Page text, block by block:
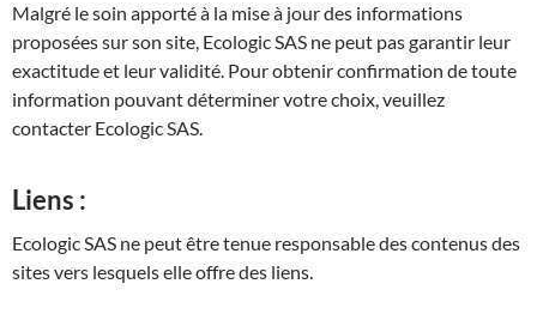
Malgré le soin apporté à la mise à jour des informations
proposées sur son site, Ecologic SAS ne peut pas garantir leur
exactitude et leur validité. Pour obtenir confirmation de toute
information pouvant déterminer votre choix, veuillez
contacter Ecologic SAS.
Liens :
Ecologic SAS ne peut être tenue responsable des contenus des
sites vers lesquels elle offre des liens.